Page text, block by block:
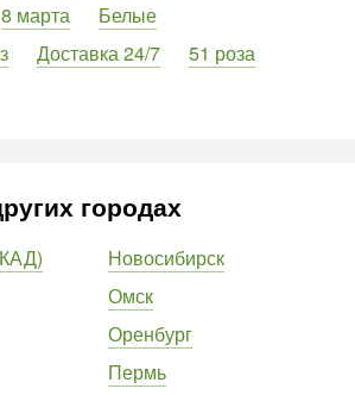
8 марта
Белые
Доставка 24/7
51 роза
городах
Новосибирск
Омск
Оренбург
Пермь